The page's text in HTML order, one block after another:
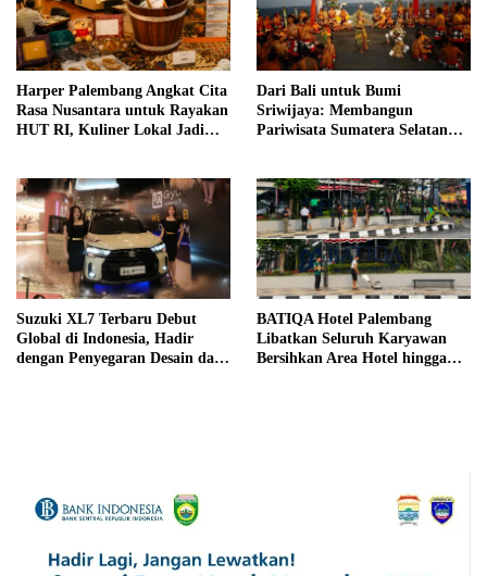
Harper Palembang Angkat Cita
Rasa Nusantara untuk Rayakan
HUT RI, Kuliner Lokal Jadi
Dari Bali untuk Bumi
Sriwijaya: Membangun
Pariwisata Sumatera Selatan
Suzuki XL7 Terbaru Debut
Global di Indonesia, Hadir
dengan Penyegaran Desain dan
BATIQA Hotel Palembang
Libatkan Seluruh Karyawan
Bersihkan Area Hotel hingga